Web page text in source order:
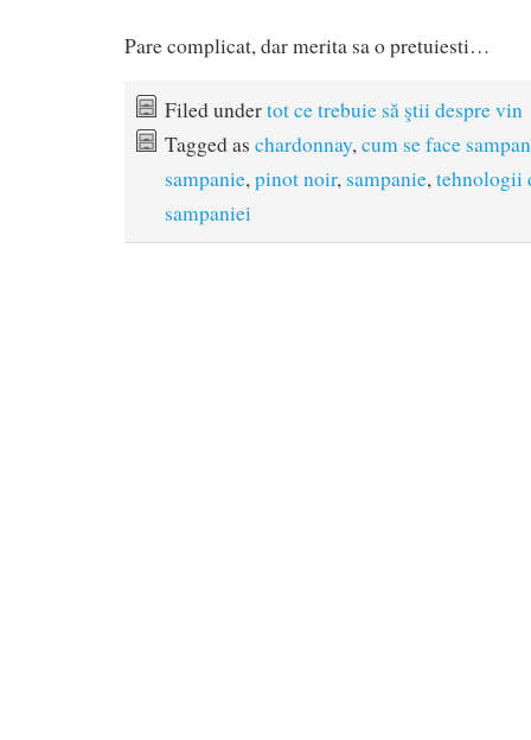
Pare complicat, dar merita sa o pretuiesti…
Filed undertot ce trebuie să ştii despre vin
Tagged as chardonnay, cum se face
sampanie, pinot noir, sampanie, tehnologii
sampaniei